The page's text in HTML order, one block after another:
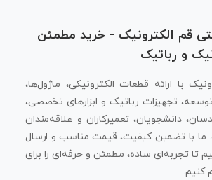
قم الکترونیک - خرید مطمئن
و رباتیک
با ارائه قطعات الکترونیکی، ماژول‌ها،
تجهیزات رباتیک و ابزارهای تخصصی،
دانشجویان، تعمیرکاران و علاقه‌مندان
ما با تضمین کیفیت، قیمت مناسب و ارسال
تا تجربه‌ای ساده، مطمئن و حرفه‌ای را برای
کنیم.